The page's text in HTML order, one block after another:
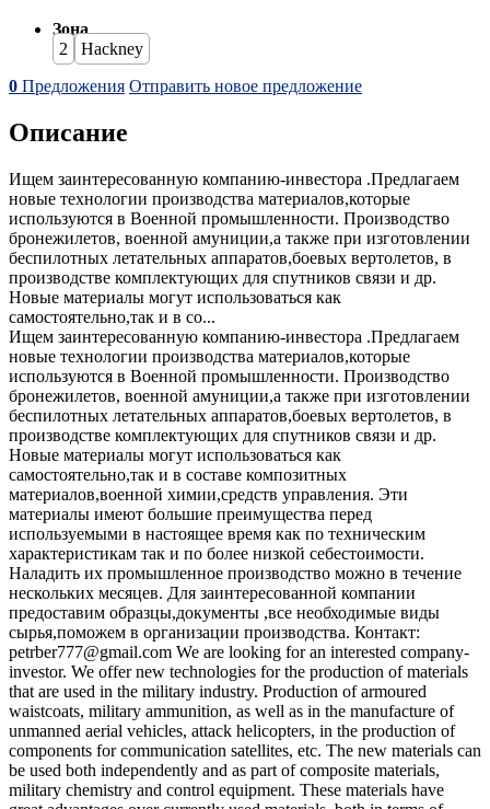
Зона
2
Hackney
0 Предложения Отправить новое предложение
Описание
Ищем заинтересованную компанию-инвестора .Предлагаем
новые технологии производства материалов,которые
используются в Военной промышленности. Производство
бронежилетов, военной амуниции,а также при изготовлении
беспилотных летательных аппаратов,боевых вертолетов, в
производстве комплектующих для спутников связи и др.
Новые материалы могут использоваться как
самостоятельно,так и в со...
Ищем заинтересованную компанию-инвестора .Предлагаем
новые технологии производства материалов,которые
используются в Военной промышленности. Производство
бронежилетов, военной амуниции,а также при изготовлении
беспилотных летательных аппаратов,боевых вертолетов, в
производстве комплектующих для спутников связи и др.
Новые материалы могут использоваться как
самостоятельно,так и в составе композитных
материалов,военной химии,средств управления. Эти
материалы имеют большие преимущества перед
используемыми в настоящее время как по техническим
характеристикам так и по более низкой себестоимости.
Наладить их промышленное производство можно в течение
нескольких месяцев. Для заинтересованной компании
предоставим образцы,документы ,все необходимые виды
сырья,поможем в организации производства. Контакт:
petrber777@gmail.com We are looking for an interested company-
investor. We offer new technologies for the production of materials
that are used in the military industry. Production of armoured
waistcoats, military ammunition, as well as in the manufacture of
unmanned aerial vehicles, attack helicopters, in the production of
components for communication satellites, etc. The new materials can
be used both independently and as part of composite materials,
military chemistry and control equipment. These materials have